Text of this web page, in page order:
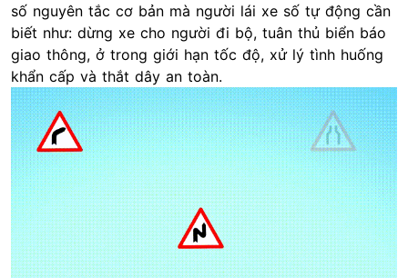
số nguyên tắc cơ bản mà người lái xe số tự động cần
biết như: dừng xe cho người đi bộ, tuân thủ biển báo
giao thông, ở trong giới hạn tốc độ, xử lý tình huống
khẩn cấp và thắt dây an toàn.